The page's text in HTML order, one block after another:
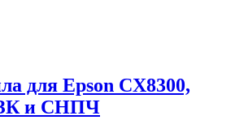
для Epson CX8300,
и СНПЧ